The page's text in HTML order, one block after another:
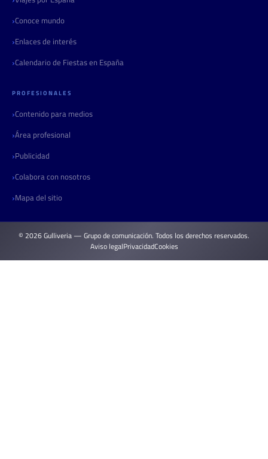
Conoce mundo
Enlaces de interés
Calendario de Fiestas en España
PROFESIONALES
Contenido para medios
Área profesional
Publicidad
Colabora con nosotros
Mapa del sitio
© 2026 Gulliveria — Grupo de comunicación. Todos los derechos reservados.
Aviso legalPrivacidadCookies